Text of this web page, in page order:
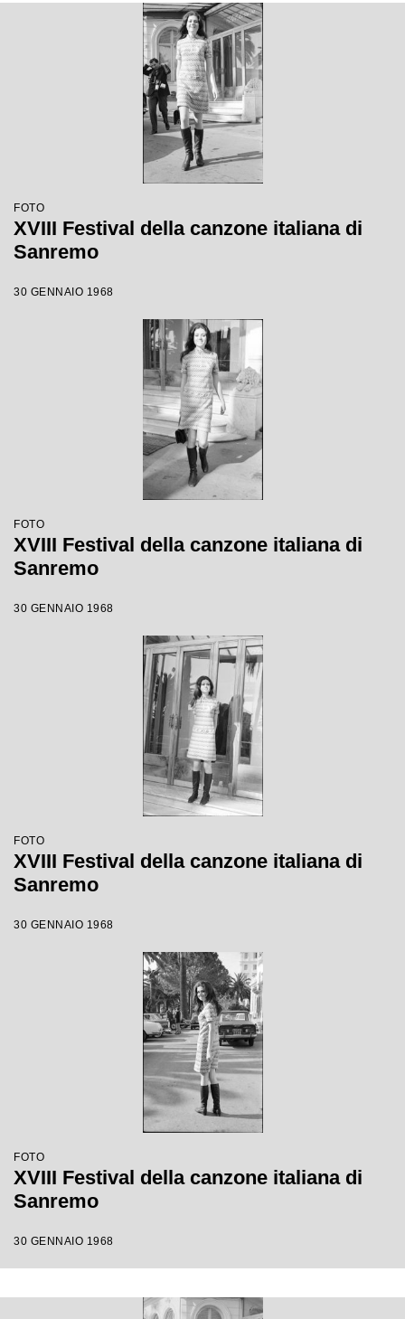
FOTO
XVIII Festival della canzone italiana di
Sanremo
30 GENNAIO 1968
FOTO
XVIII Festival della canzone italiana di
Sanremo
30 GENNAIO 1968
FOTO
XVIII Festival della canzone italiana di
Sanremo
30 GENNAIO 1968
FOTO
XVIII Festival della canzone italiana di
Sanremo
30 GENNAIO 1968